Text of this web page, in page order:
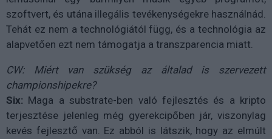
szoftvert, és utána illegális tevékenységekre használnád.
Tehát ez nem a technológiától függ, és a technológia az
alapvetően ezt nem támogatja a transzparencia miatt.
CW: Miért van szükség az általad is szervezett
championshipekre?
Six: Maga a substrate-ben való fejlesztés és a kripto
terjesztése jelenleg még gyerekcipőben jár, viszonylag
kevés fejlesztő van. Ez abból is látszik, hogy az elmúlt